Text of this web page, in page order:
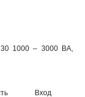
1000 – 3000 ВА,
Вход